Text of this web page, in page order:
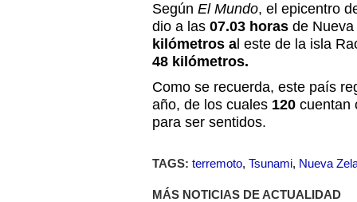
Según El Mundo, el epicentro
dio a las 07.03 horas de
kilómetros a l este de la isla
48 kilómetros.
Como se recuerda, este país
año, de los cuales 120 cuentan
para ser sentidos.
TAGS: terremoto, Tsunami, Nueva
MÁS NOTICIAS DE ACTUALIDAD